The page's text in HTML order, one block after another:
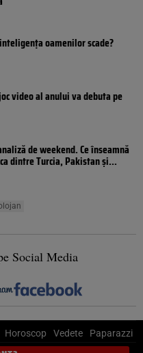
oamenilor scade?
video al anului va debuta pe
de weekend. Ce înseamnă
dintre Turcia, Pakistan şi...
Social Media
Horoscop Vedete Paparazzi